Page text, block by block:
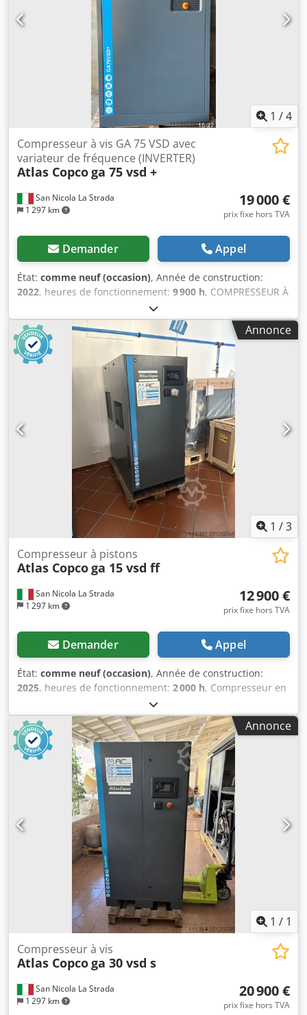
découvrir notre offre complète.
1 /4
San Nicola La Strada
1 297 km
Compresseur à vis GA 75 VSD avec
variateur de fréquence (INVERTER)
Atlas Copcoga 75 vsd +
19 000 €
prix fixe hors TVA
Demander Appel
État: comme neuf (occasion), Année de construction:
2022, heures de fonctionnement: 9 900 h, COMPRESSEUR À
VARIATEUR DE FRÉQUENCE GA 75 VSD, EN EXCELLENT
ÉTAT, PRESQUE NEUF (NOUS SOMMES DES
CONCESSIONNAIRES OFFICIELS). PRIX DU MODÈLE NEUF
(TARIF CATALOGUE) : 96 968 €. CARACTÉRISTIQUES
PRINCIPALES : PRESSION MAXIMALE : 13 BAR PUISSANCE :
75 kW / 100 CV Codpfx Akezdf U Tsroha DÉBIT : 13 500
Annonce
1 /3
San Nicola La Strada
1 297 km
Compresseur à pistons
Atlas Copcoga 15 vsd ff
12 900 €
prix fixe hors TVA
Demander Appel
État: comme neuf (occasion), Année de construction:
2025, heures de fonctionnement: 2 000 h, Compresseur en
parfait état, comme neuf (compresseur de démonstration),
seulement 2 000 heures d'utilisation. Nous sommes
concessionnaires agréés. Prix catalogue neuf : 32 074
euros. Csdjzdf Iyjpfx Akrsha Caractéristiques principales :
Pression maximale : 10 bars Puissance : 15 kW / 20 ch
Débit : 2 940 litres/minute
Annonce
1 / 1
San Nicola La Strada
1 297 km
Compresseur à vis
Atlas Copcoga 30 vsd s
20 900 €
prix fixe hors TVA